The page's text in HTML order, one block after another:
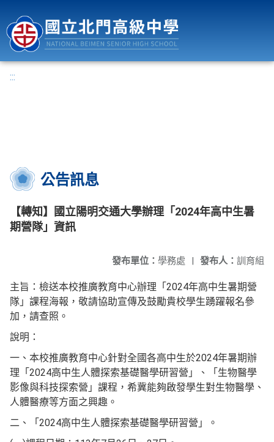
:::
公告訊息
【轉知】國立陽明交通大學辦理「2024年高中生暑
期營隊」資訊
發布人： 訓育組
發布單位： 學務處 |
主旨：檢送本校推廣教育中心辦理「2024年高中生暑期營
隊」課程海報，敬請協助宣傳及鼓勵貴校學生踴躍報名參
加，請查照。
說明：
一、本校推廣教育中心針對全國各高中生於2024年暑期辦
理「2024高中生人體探索基礎醫學研習營」、「生物醫學
影像與科技探索營」課程，希冀能夠啟發學生對生物醫學、
人體醫療等方面之興趣。
二、「2024高中生人體探索基礎醫學研習營」。